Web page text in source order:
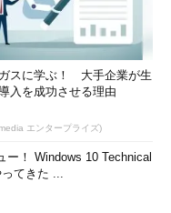
スに学ぶ！ 大手企業が生
入を成功させる理由
エンタープライズ)
ー！ Windows 10 Technical
てきた ...